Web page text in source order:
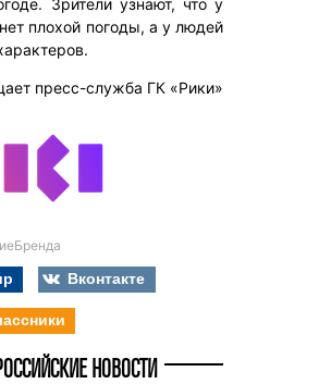
плохой погоды, а у людей
пресс-служба ГК «Рики»
Вконтакте
НОВОСТИ